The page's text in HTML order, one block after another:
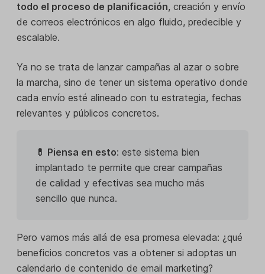
todo el proceso de planificación, creación y envío
de correos electrónicos en algo fluido, predecible y
escalable.
Ya no se trata de lanzar campañas al azar o sobre
la marcha, sino de tener un sistema operativo donde
cada envío esté alineado con tu estrategia, fechas
relevantes y públicos concretos.
💊 Piensa en esto: este sistema bien
implantado te permite que crear campañas
de calidad y efectivas sea mucho más
sencillo que nunca.
Pero vamos más allá de esa promesa elevada: ¿qué
beneficios concretos vas a obtener si adoptas un
calendario de contenido de email marketing?